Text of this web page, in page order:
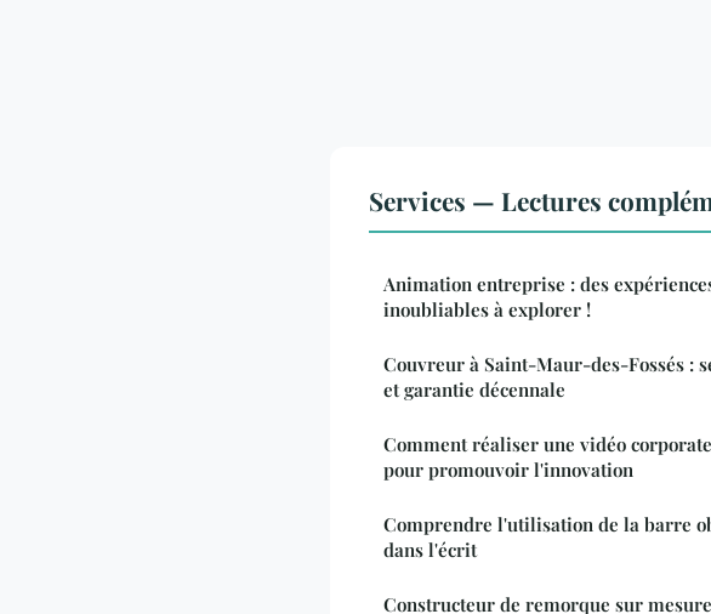
Services — Lectures
Animation entreprise : des
inoubliables à explorer !
Couvreur à Saint-Maur-des-Fossés :
et garantie décennale
Comment réaliser une vidéo
pour promouvoir l'innovation
Comprendre l'utilisation de la barre
dans l'écrit
Constructeur de remorque sur